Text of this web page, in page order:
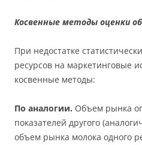
Косвенные методы оценки
При недостатке
ресурсов на маркетинговые
косвенные методы:
По аналогии. Объем рынка
показателей другого
объем рынка молока одного